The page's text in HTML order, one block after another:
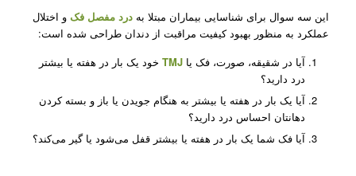
این سه سوال برای شناسایی بیماران مبتلا به درد مفصل فکو اختلال
عملکرد به منظور بهبود کیفیت مراقبت از دندان طراحی شده است:
آیا در شقیقه، صورت، فک یا TMJخود یک بار در هفته یا بیشتر
درد دارید؟
آیا یک بار در هفته یا بیشتر به هنگام جویدن یا باز و بسته کردن
دهانتان احساس درد دارید؟
آیا فک شما یک بار در هفته یا بیشتر قفل می‌شود یا گیر می‌کند؟